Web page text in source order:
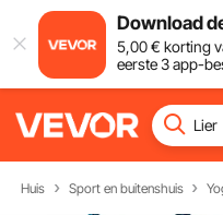
Download
5,00€ korting
eerste 3 app-
Huis Sport en buitenshuis